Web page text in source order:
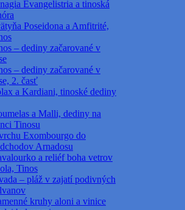
Evangelistria a tinoská
Poseidona a Amfitrité,
– dediny začarované v
– dediny začarované v
2. časť
a Kardiani, tinoské dediny
a Malli, dediny na
Tinosu
Exombourgo do
Arnadosu
a reliéf boha vetrov
Tinos
– pláž v zajatí podivných
kruhy aloni a vinice